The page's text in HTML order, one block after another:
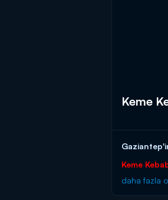
Keme
Keme
1 KG
daha fazla